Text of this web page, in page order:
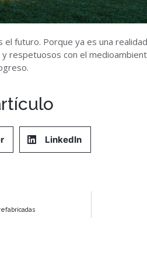
el futuro. Porque ya es una
respetuosos con el
LinkedIn